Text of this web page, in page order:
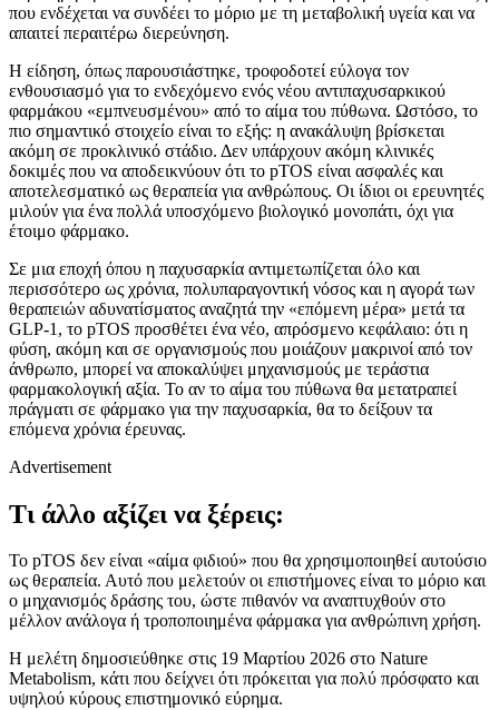
που ενδέχεται να συνδέει το μόριο με τη μεταβολική υγεία και να
απαιτεί περαιτέρω διερεύνηση.
Η είδηση, όπως παρουσιάστηκε, τροφοδοτεί εύλογα τον
ενθουσιασμό για το ενδεχόμενο ενός νέου αντιπαχυσαρκικού
φαρμάκου «εμπνευσμένου» από το αίμα του πύθωνα. Ωστόσο, το
πιο σημαντικό στοιχείο είναι το εξής: η ανακάλυψη βρίσκεται
ακόμη σε προκλινικό στάδιο. Δεν υπάρχουν ακόμη κλινικές
δοκιμές που να αποδεικνύουν ότι το pTOS είναι ασφαλές και
αποτελεσματικό ως θεραπεία για ανθρώπους. Οι ίδιοι οι ερευνητές
μιλούν για ένα πολλά υποσχόμενο βιολογικό μονοπάτι, όχι για
έτοιμο φάρμακο.
Σε μια εποχή όπου η παχυσαρκία αντιμετωπίζεται όλο και
περισσότερο ως χρόνια, πολυπαραγοντική νόσος και η αγορά των
θεραπειών αδυνατίσματος αναζητά την «επόμενη μέρα» μετά τα
GLP-1, το pTOS προσθέτει ένα νέο, απρόσμενο κεφάλαιο: ότι η
φύση, ακόμη και σε οργανισμούς που μοιάζουν μακρινοί από τον
άνθρωπο, μπορεί να αποκαλύψει μηχανισμούς με τεράστια
φαρμακολογική αξία. Το αν το αίμα του πύθωνα θα μετατραπεί
πράγματι σε φάρμακο για την παχυσαρκία, θα το δείξουν τα
επόμενα χρόνια έρευνας.
Advertisement
Τι άλλο αξίζει να ξέρεις:
Το pTOS δεν είναι «αίμα φιδιού» που θα χρησιμοποιηθεί αυτούσιο
ως θεραπεία. Αυτό που μελετούν οι επιστήμονες είναι το μόριο και
ο μηχανισμός δράσης του, ώστε πιθανόν να αναπτυχθούν στο
μέλλον ανάλογα ή τροποποιημένα φάρμακα για ανθρώπινη χρήση.
Η μελέτη δημοσιεύθηκε στις 19 Μαρτίου 2026 στο Nature
Metabolism, κάτι που δείχνει ότι πρόκειται για πολύ πρόσφατο και
υψηλού κύρους επιστημονικό εύρημα.